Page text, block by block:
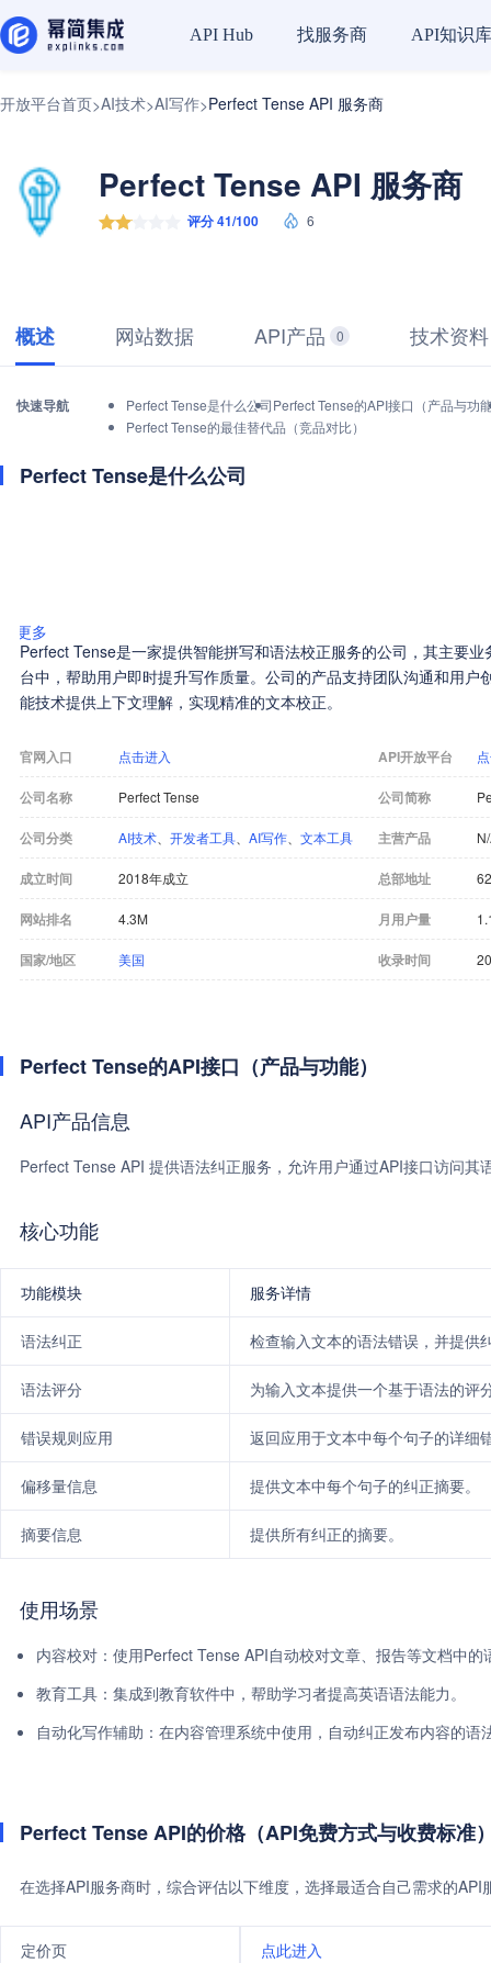
API Hub 找服务商 API知识库
开放平台首页>AI技术>AI写作>Perfect Tense API 服务商
Perfect Tense API 服务商
评分 41/100 6
概述 网站数据 API产品 0 技术资料
快速导航 Perfect Tense是什么公司Perfect Tense的API接口（产品与功
Perfect Tense的最佳替代品（竞品对比）
Perfect Tense是什么公司
更多
Perfect Tense是一家提供智能拼写和语法校正服务的公司，其主要
台中，帮助用户即时提升写作质量。公司的产品支持团队沟通和用户
能技术提供上下文理解，实现精准的文本校正。
官网入口 点击进入 API开放平台
公司名称 Perfect Tense 公司简称
公司分类 AI技术 开发者工具 AI写作 文本工具 主营产品
成立时间 2018年成立 总部地址
网站排名 4.3M 月用户量
国家/地区 美国 收录时间
Perfect Tense的API接口（产品与功能）
API产品信息
Perfect Tense API 提供语法纠正服务，允许用户通过API接口访问其
核心功能
功能模块 服务详情
语法纠正 检查输入文本的语法错误，并提供
语法评分 为输入文本提供一个基于语法的评
错误规则应用 返回应用于文本中每个句子的详细
偏移量信息 提供文本中每个句子的纠正摘要。
摘要信息 提供所有纠正的摘要。
使用场景
内容校对：使用Perfect Tense API自动校对文章、报告等文档中的
教育工具：集成到教育软件中，帮助学习者提高英语语法能力。
自动化写作辅助：在内容管理系统中使用，自动纠正发布内容的语
Perfect Tense API的价格（API免费方式与收费标准
在选择API服务商时，综合评估以下维度，选择最适合自己需求的
定价页 点此进入